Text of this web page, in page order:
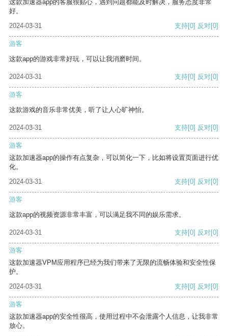
这款加速器app的客服很贴心，遇到问题都能及时解决，服务态度非常
好。
2024-03-31
支持[0] 反对[0]
游客
这款app的游戏非常好玩，可以让我消磨时间。
2024-03-31 支持[0] 反对[0]
游客
这款游戏的音乐非常优美，听了让人心旷神怡。
2024-03-31 支持[0] 反对[0]
游客
这款加速器app的操作有点复杂，可以简化一下，比如将设置页面进行优
化。
2024-03-31
支持[0] 反对[0]
游客
这款app的视频资源非常丰富，可以满足我不同的娱乐需求。
2024-03-31 支持[0] 反对[0]
游客
这款加速器VPM应用程序已经为我们带来了无限的流畅体验和安全性保
护。
2024-03-31
支持[0] 反对[0]
游客
这款加速器app的安全性很高，使用过程中不会泄露个人信息，让我非常
放心。